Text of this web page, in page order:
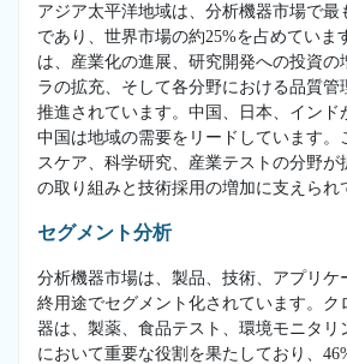
アジア太平洋地域は、分析機器市場で最
であり、世界市場の約25%を占めていま
は、産業化の進展、研究開発への投資の
ラの拡充、そして各分野における品質管
推進されています。中国、日本、インド
中国は地域の需要をリードしています。
スケア、科学研究、産業テストの分野が
の取り組みと技術採用の増加に支えられ
セグメント分析
分析機器市場は、製品、技術、アプリケ
終用途でセグメント化されています。ク
器は、製薬、食品テスト、環境モニタリ
において重要な役割を果たしており、